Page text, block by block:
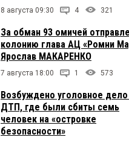
8 августа 09:30 4 321
За обман 93 омичей
колонию глава АЦ «Ромни
Ярослав МАКАРЕНКО
7 августа 18:00 1 573
Возбуждено уголовное дело
ДТП, где были сбиты семь
человек на «островке
безопасности»